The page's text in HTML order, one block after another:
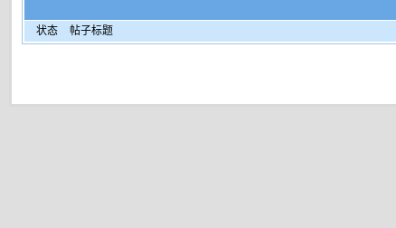
状态
帖子标题